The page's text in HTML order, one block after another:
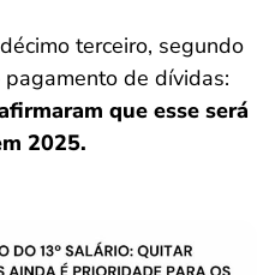
terceiro, segundo
de dívidas:
que esse será
2025.